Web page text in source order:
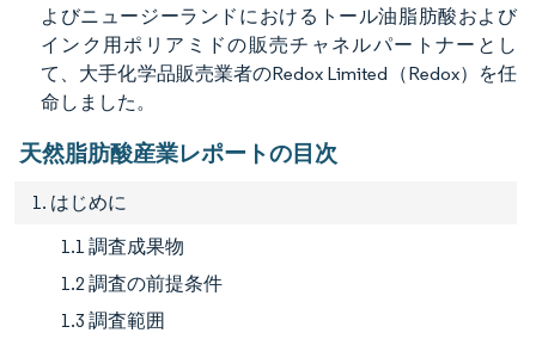
よびニュージーランドにおけるトール油脂肪酸および
インク用ポリアミドの販売チャネルパートナーとし
て、大手化学品販売業者のRedox Limited（Redox）を任
命しました。
天然脂肪酸産業レポートの目次
1. はじめに
1.1 調査成果物
1.2 調査の前提条件
1.3 調査範囲